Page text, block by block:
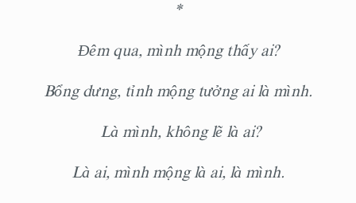
*
Đêm qua, mình mộng thấy ai?
Bổng dưng, tỉnh mộng tưởng ai là mình.
Là mình, không lẽ là ai?
Là ai, mình mộng là ai, là mình.